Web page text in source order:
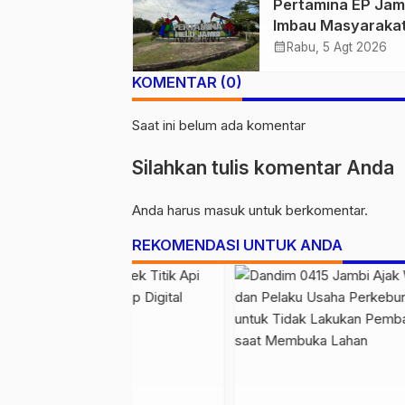
1.848 Personel
Presisi Merdeka
Pertamina EP
Imbau
Tidak Beraktivitas
calendar_month Rabu, 5 Agt 2026
KOMENTAR (0)
Saat ini belum ada komentar
Silahkan tulis komentar Anda
Anda harus masuk untuk berkomentar.
REKOMENDASI UNTUK ANDA